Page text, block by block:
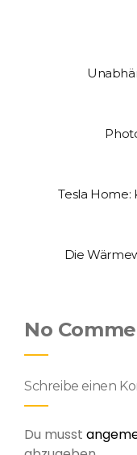
Tesla
Die
No
Schreibe einen
Du musst